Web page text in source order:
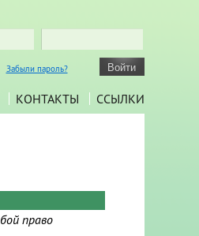
Забыли пароль?
КОНТАКТЫ ССЫЛКИ
право